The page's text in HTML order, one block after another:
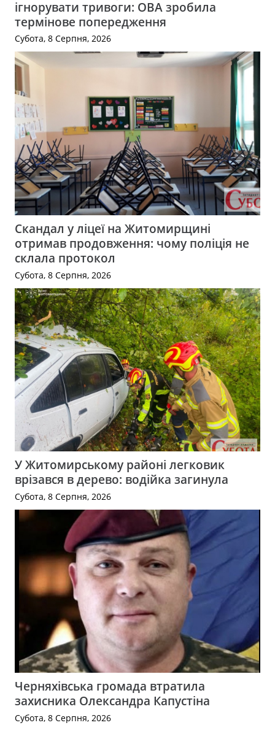
ігнорувати тривоги: ОВА зробила
термінове попередження
Субота, 8 Серпня, 2026
Скандал у ліцеї на Житомирщині
отримав продовження: чому поліція не
склала протокол
Субота, 8 Серпня, 2026
У Житомирському районі легковик
врізався в дерево: водійка загинула
Субота, 8 Серпня, 2026
Черняхівська громада втратила
захисника Олександра Капустіна
Субота, 8 Серпня, 2026